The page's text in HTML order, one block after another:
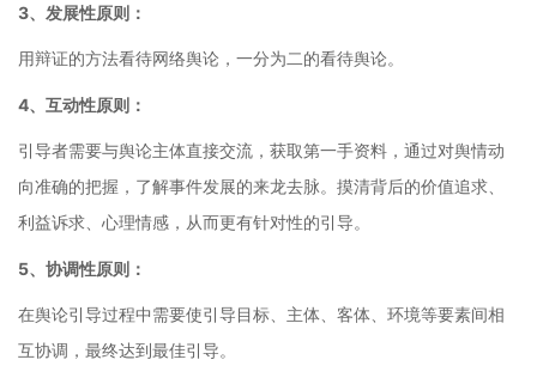
3、发展性原则：
用辩证的方法看待网络舆论，一分为二的看待舆论。
4、互动性原则：
引导者需要与舆论主体直接交流，获取第一手资料，通过对舆情动
向准确的把握，了解事件发展的来龙去脉。摸清背后的价值追求、
利益诉求、心理情感，从而更有针对性的引导。
5、协调性原则：
在舆论引导过程中需要使引导目标、主体、客体、环境等要素间相
互协调，最终达到最佳引导。